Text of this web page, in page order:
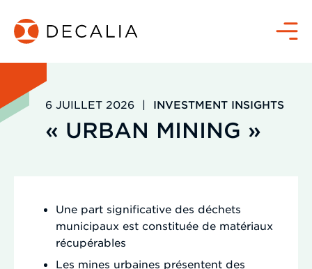
contenu
Menu
6 JUILLET 2026 | INVESTMENT INSIGHTS
« URBAN MINING »
Une part significative des déchets
municipaux est constituée de matériaux
récupérables
Les mines urbaines présentent des